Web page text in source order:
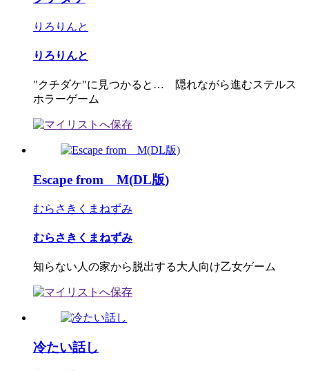
りろりんと
りろりんと
"クチダケ"に見つかると… 隠れながら進むステルス
ホラーゲーム
Escape from M(DL版)
むらさきくまねずみ
むらさきくまねずみ
知らない人の家から脱出する大人向け乙女ゲーム
冷たい話し